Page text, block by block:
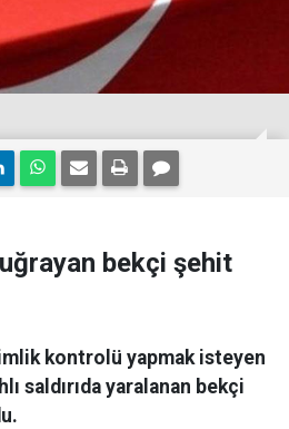
uğrayan bekçi şehit
kontrolü yapmak isteyen
saldırıda yaralanan bekçi